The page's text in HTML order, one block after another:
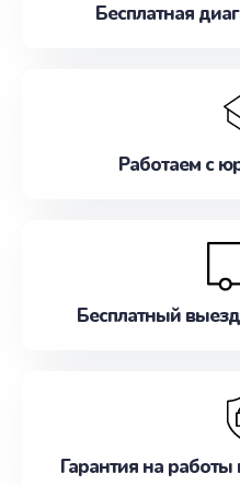
Бесплатная
Работаем с
Бесплатный
Гарантия на работы